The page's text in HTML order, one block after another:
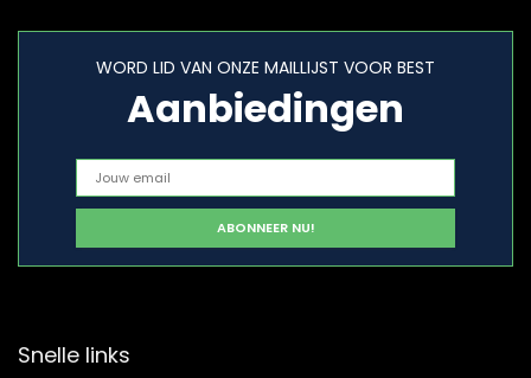
WORD LID VAN ONZE MAILLIJST VOOR BEST
Aanbiedingen
Snelle links